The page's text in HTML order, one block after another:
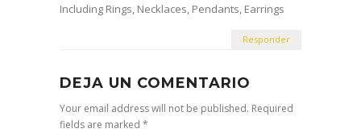
Including Rings, Necklaces, Pendants, Earrings
Responder
DEJA UN COMENTARIO
Your email address will not be published. Required
fields are marked *